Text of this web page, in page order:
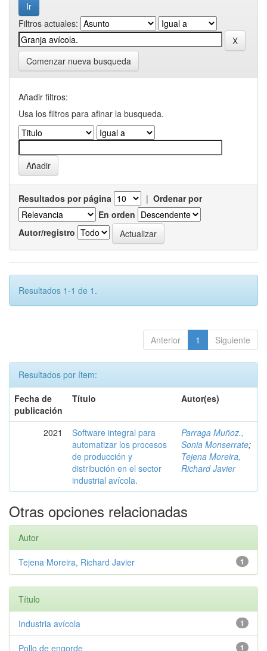
Filtros actuales:
Comenzar nueva busqueda
Añadir filtros:
Usa los filtros para afinar la busqueda.
Resultados por página | Ordenar por
En orden
Autor/registro
Resultados 1-1 de 1.
Anterior 1 Siguiente
Resultados por ítem:
Fecha de
publicación
Título Autor(es)
2021
Software integral para
automatizar los procesos
de producción y
distribución en el sector
industrial avícola.
Parraga Muñoz.,
Sonia Monserrate;
Tejena Moreira,
Richard Javier
Otras opciones relacionadas
Autor
1
Tejena Moreira, Richard Javier
Título
1
Industria avícola
1
Pollo de engorde